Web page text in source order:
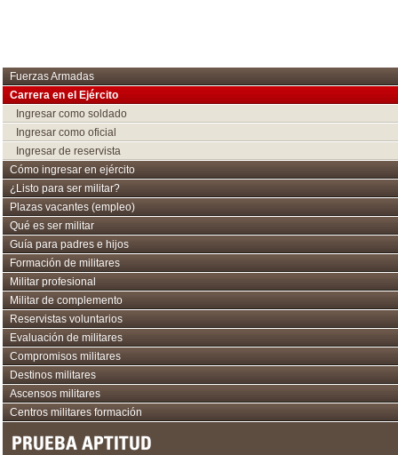
Fuerzas Armadas
Carrera en el Ejército
Ingresar como soldado
Ingresar como oficial
Ingresar de reservista
Cómo ingresar en ejército
¿Listo para ser militar?
Plazas vacantes (empleo)
Qué es ser militar
Guía para padres e hijos
Formación de militares
Militar profesional
Militar de complemento
Reservistas voluntarios
Evaluación de militares
Compromisos militares
Destinos militares
Ascensos militares
Centros militares formación
PRUEBA APTITUD